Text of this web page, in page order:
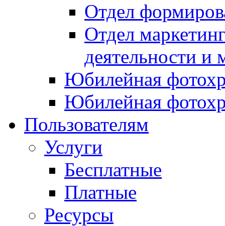
Отдел
Отдел
деятельности и
Юбилейная
Юбилейная
Пользователям
Услуги
Бесплатные
Платные
Ресурсы